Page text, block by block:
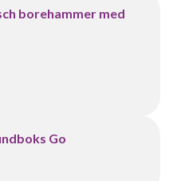
borehammer med
Go